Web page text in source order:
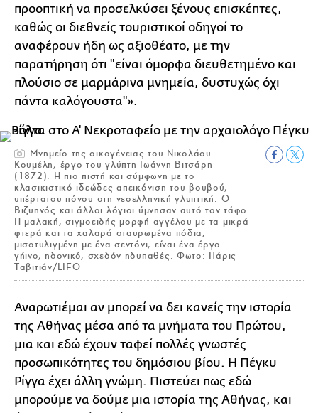
προοπτική να προσελκύσει ξένους επισκέπτες,
καθώς οι διεθνείς τουριστικοί οδηγοί το
αναφέρουν ήδη ως αξιοθέατο, με την
παρατήρηση ότι "είναι όμορφα διευθετημένο και
πλούσιο σε μαρμάρινα μνημεία, δυστυχώς όχι
πάντα καλόγουστα"».
Mνημείο της οικογένειας του Nικολάου
Kουμέλη, έργο του γλύπτη Iωάννη Bιτσάρη
(1872). Η πιο πιστή και σύμφωνη με το
κλασικιστικό ιδεώδες απεικόνιση του βουβού,
υπέρτατου πόνου στη νεοελληνική γλυπτική. Ο
Βιζυηνός και άλλοι λόγιοι ύμνησαν αυτό τον τάφο.
Η μαλακή, σιγμοειδής μορφή αγγέλου με τα μικρά
φτερά και τα χαλαρά σταυρωμένα πόδια,
μισοτυλιγμένη με ένα σεντόνι, είναι ένα έργο
γήινο, ηδονικό, σχεδόν ηδυπαθές. Φωτο: Πάρις
Ταβιτιάν/LIFO
Αναρωτιέμαι αν μπορεί να δει κανείς την ιστορία
της Αθήνας μέσα από τα μνήματα του Πρώτου,
μια και εδώ έχουν ταφεί πολλές γνωστές
προσωπικότητες του δημόσιου βίου. Η Πέγκυ
Ρίγγα έχει άλλη γνώμη. Πιστεύει πως εδώ
μπορούμε να δούμε μια ιστορία της Αθήνας, και